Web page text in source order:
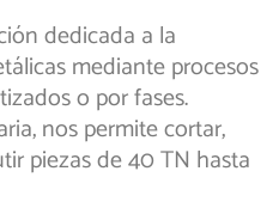
dedicada a la
mediante procesos
o por fases.
nos permite cortar,
piezas de 40 TN hasta